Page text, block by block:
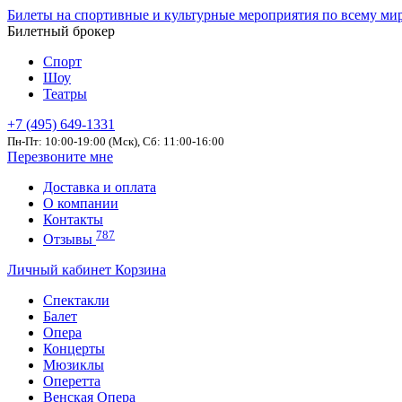
Билеты на спортивные и культурные мероприятия по всему
Билетный брокер
Спорт
Шоу
Театры
+7 (495) 649-1331
Пн-Пт: 10:00-19:00 (Мск), Сб: 11:00-16:00
Перезвоните мне
Доставка и оплата
О компании
Контакты
Отзывы 787
Личный кабинет Корзина
Спектакли
Балет
Опера
Концерты
Мюзиклы
Оперетта
Венская Опера